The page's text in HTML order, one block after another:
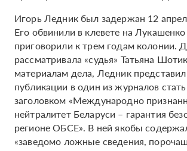
Игорь Ледник был задержан 12
Его обвинили в клевете на
приговорили к трем годам колонии.
рассматривала «судья» Татьяна
материалам дела, Ледник
публикации в один из журналов
заголовком «Международно
нейтралитет Беларуси – гарантия
регионе ОБСЕ». В ней якобы
«заведомо ложные сведения,